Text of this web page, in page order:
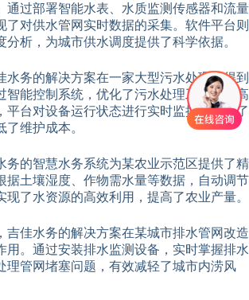
通过部署智能水表、水质监测传感器和流量
了对供水管网实时数据的采集。软件平台则
分析，为城市供水调度提供了科学依据。
水务的解决方案在一家大型污水处理厂得到
智能控制系统，优化了污水处理工艺，提高
平台对设备运行状态进行实时监控，确保了
维护成本。
务的智慧水务系统为某农业示范区提供了精
据土壤湿度、作物需水量等数据，自动调节
现了水资源的高效利用，提高了农业产量。
吉佳水务的解决方案在某城市排水管网改造
用。通过安装排水监测设备，实时掌握排水
理管网堵塞问题，有效减轻了城市内涝风